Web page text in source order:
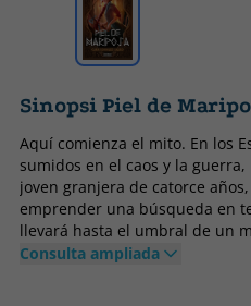
Sinopsi Piel de
Aquí comienza el mito. En los
sumidos en el caos y la
joven granjera de catorce
emprender una búsqueda en
llevará hasta el umbral de un
por su firme voluntad, se
Consulta ampliada